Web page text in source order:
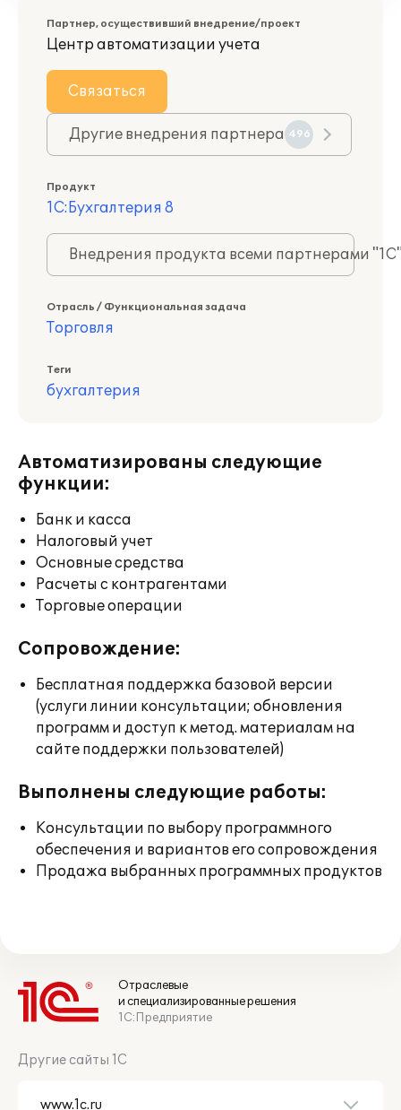
Партнер, осуществивший внедрение/проект
Центр автоматизации учета
Связаться
Другие внедрения партнера 496
Продукт
1С:Бухгалтерия 8
Внедрения продукта всеми партнерами
Отрасль / Функциональная задача
Торговля
Теги
бухгалтерия
Автоматизированы следующие
функции:
Банк и касса
Налоговый учет
Основные средства
Расчеты с контрагентами
Торговые операции
Сопровождение:
Бесплатная поддержка базовой версии
(услуги линии консультации; обновления
программ и доступ к метод. материалам на
сайте поддержки пользователей)
Выполнены следующие работы:
Консультации по выбору программного
обеспечения и вариантов его сопровождения
Продажа выбранных программных продуктов
Отраслевые
и специализированные решения
1С:Предприятие
Другие сайты 1С